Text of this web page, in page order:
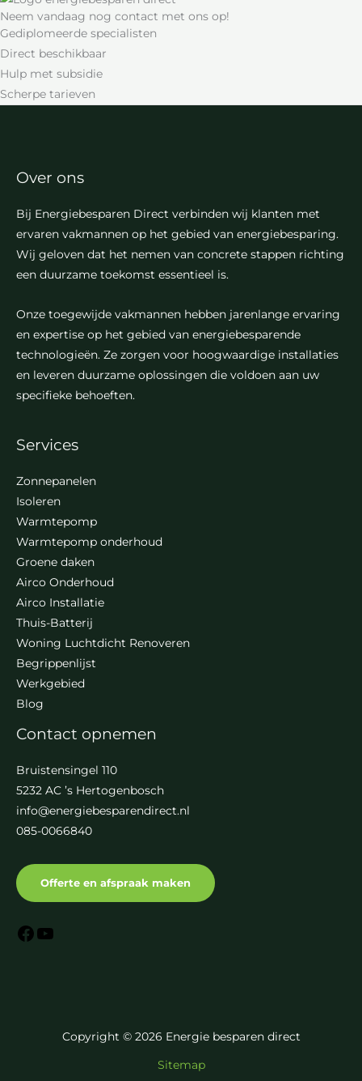
Neem vandaag nog contact met ons op!
Gediplomeerde specialisten
Direct beschikbaar
Hulp met subsidie
Scherpe tarieven
Over ons
Bij Energiebesparen Direct verbinden wij klanten met
ervaren vakmannen op het gebied van energiebesparing.
Wij geloven dat het nemen van concrete stappen richting
een duurzame toekomst essentieel is.
Onze toegewijde vakmannen hebben jarenlange ervaring
en expertise op het gebied van energiebesparende
technologieën. Ze zorgen voor hoogwaardige installaties
en leveren duurzame oplossingen die voldoen aan uw
specifieke behoeften.
Services
Zonnepanelen
Isoleren
Warmtepomp
Warmtepomp onderhoud
Groene daken
Airco Onderhoud
Airco Installatie
Thuis-Batterij
Woning Luchtdicht Renoveren
Begrippenlijst
Werkgebied
Blog
Contact opnemen
Bruistensingel 110
5232 AC ’s Hertogenbosch
info@energiebesparendirect.nl
085-0066840
Offerte en afspraak maken
Copyright © 2026 Energie besparen direct
Sitemap